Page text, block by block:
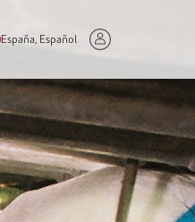
España, Español